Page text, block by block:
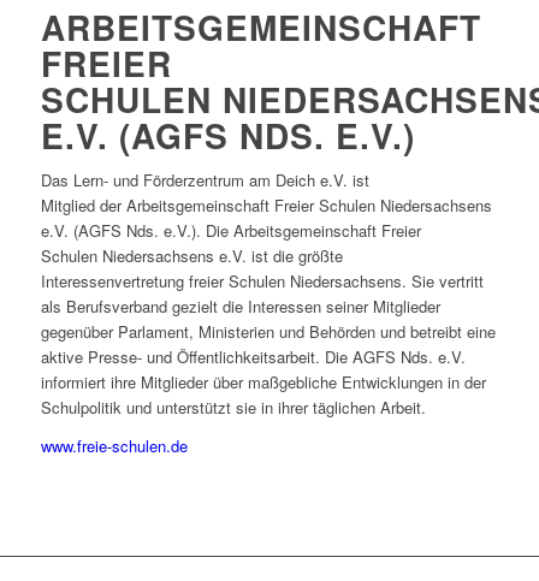
ARBEITSGEMEINSCHAFT
FREIER
SCHULEN
E.V. (AGFS NDS. E.V.)
Das Lern- und Förderzentrum am Deich e.V. ist
Mitglied der Arbeitsgemeinschaft Freier Schulen Niedersachsens
e.V. (AGFS Nds. e.V.). Die Arbeitsgemeinschaft Freier
Schulen Niedersachsens e.V. ist die größte
Interessenvertretung freier Schulen Niedersachsens. Sie vertritt
als Berufsverband gezielt die Interessen seiner Mitglieder
gegenüber Parlament, Ministerien und Behörden und betreibt eine
aktive Presse- und Öffentlichkeitsarbeit. Die AGFS Nds. e.V.
informiert ihre Mitglieder über maßgebliche Entwicklungen in der
Schulpolitik und unterstützt sie in ihrer täglichen Arbeit.
www.freie-schulen.de